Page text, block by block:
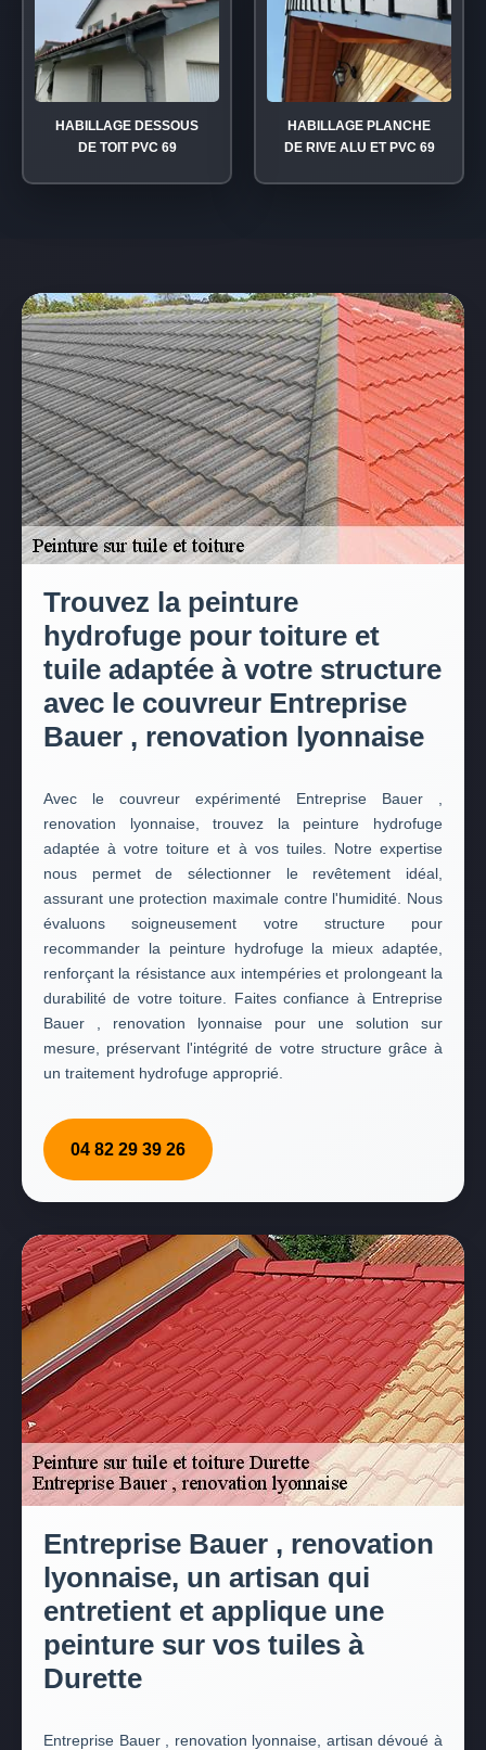
HABILLAGE DESSOUS
DE TOIT PVC 69
HABILLAGE PLANCHE
DE RIVE ALU ET PVC 69
Trouvez la peinture
hydrofuge pour toiture et
tuile adaptée à votre structure
avec le couvreur Entreprise
Bauer , renovation lyonnaise
Avec le couvreur expérimenté Entreprise Bauer ,
renovation lyonnaise, trouvez la peinture hydrofuge
adaptée à votre toiture et à vos tuiles. Notre expertise
nous permet de sélectionner le revêtement idéal,
assurant une protection maximale contre l'humidité. Nous
évaluons soigneusement votre structure pour
recommander la peinture hydrofuge la mieux adaptée,
renforçant la résistance aux intempéries et prolongeant la
durabilité de votre toiture. Faites confiance à Entreprise
Bauer , renovation lyonnaise pour une solution sur
mesure, préservant l'intégrité de votre structure grâce à
un traitement hydrofuge approprié.
04 82 29 39 26
Entreprise Bauer , renovation
lyonnaise, un artisan qui
entretient et applique une
peinture sur vos tuiles à
Durette
Entreprise Bauer , renovation lyonnaise, artisan dévoué à